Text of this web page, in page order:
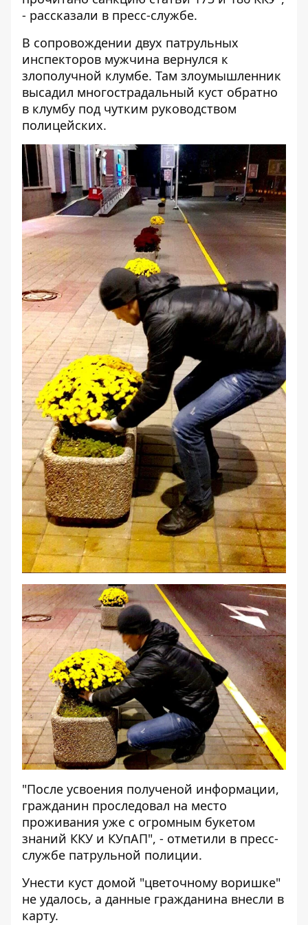
- рассказали в пресс-службе.
В сопровождении двух патрульных
инспекторов мужчина вернулся к
злополучной клумбе. Там злоумышленник
высадил многострадальный куст обратно
в клумбу под чутким руководством
полицейских.
"После усвоения полученой информации,
гражданин проследовал на место
проживания уже с огромным букетом
знаний ККУ и КУпАП", - отметили в пресс-
службе патрульной полиции.
Унести куст домой "цветочному воришке"
не удалось, а данные гражданина внесли в
карту.